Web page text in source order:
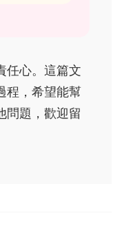
任心。這篇文
程，希望能幫
問題，歡迎留